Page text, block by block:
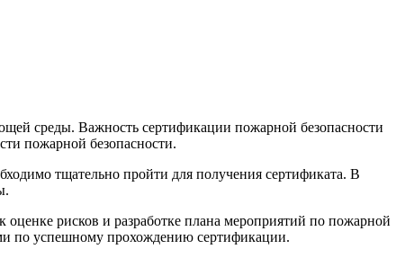
среды. Важность сертификации пожарной безопасности
пожарной безопасности.
тщательно пройти для получения сертификата. В
рисков и разработке плана мероприятий по пожарной
по успешному прохождению сертификации.